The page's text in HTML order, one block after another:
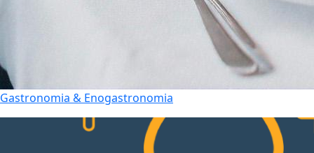
Gastronomia & Enogastronomia